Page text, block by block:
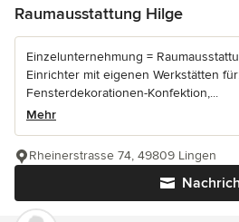
Raumausstattung Hilge
Einzelunternehmung =
Einrichter mit eigenen Werkstätten
Fensterdekorationen-Konfektion,...
Mehr
Rheinerstrasse 74, 49809 Lingen